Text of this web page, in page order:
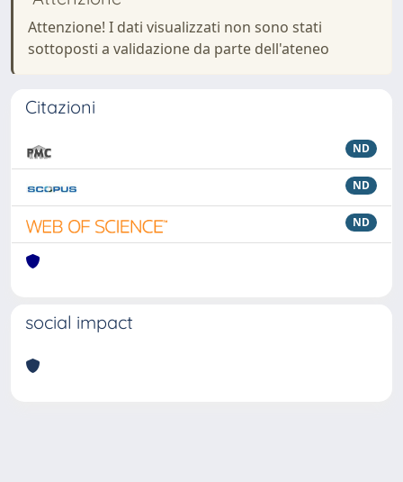
Attenzione! I dati visualizzati non sono stati
sottoposti a validazione da parte dell'ateneo
Citazioni
ND
ND
ND
social impact